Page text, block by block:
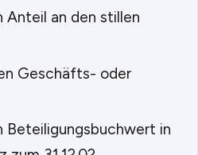
Anteil an den stillen
Geschäfts- oder
Beteiligungsbuchwert in